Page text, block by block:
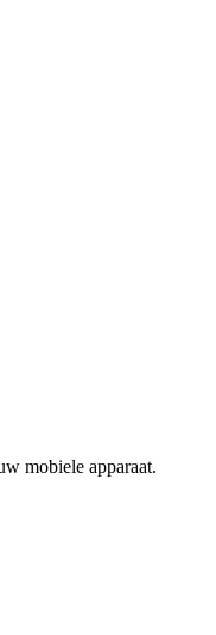
mobiele apparaat.